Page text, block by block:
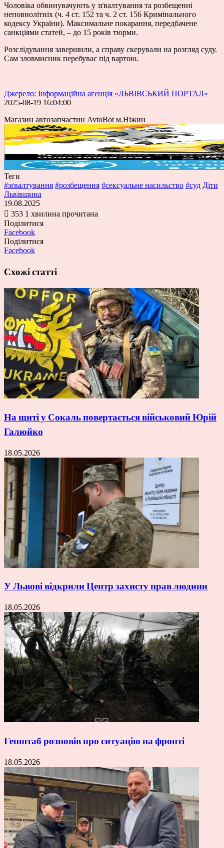
Чоловіка обвинувачують у зґвалтування та розбещенні
неповнолітніх (ч. 4 ст. 152 та ч. 2 ст. 156 Кримінального
кодексу України). Максимальне покарання, передбачене
санкціями статей, – до 15 років тюрми.
Розслідування завершили, а справу скерували на розгляд суду.
Сам зловмисник перебуває під вартою.
Джерело: Інформаційна агенція «ЛЬВІВСЬКИЙ ПОРТАЛ»
2025-08-19 16:04:00
Магазин автозапчастин AvtoBot м.Ніжин
Теги
#зґвалтування #розбещення #сексуальне насильство #суд Діти
Львівщина
19.08.2025
353 1 хвилина прочитана
Поділитися
Facebook
Поділитися
Facebook
Схожі статті
На щиті у Сокаль повертається військовий Юрій
Галюйко
18.05.2026
У Львові відкрили Центр захисту прав людини
18.05.2026
Генштаб розповів про ситуацію на фронті
18.05.2026